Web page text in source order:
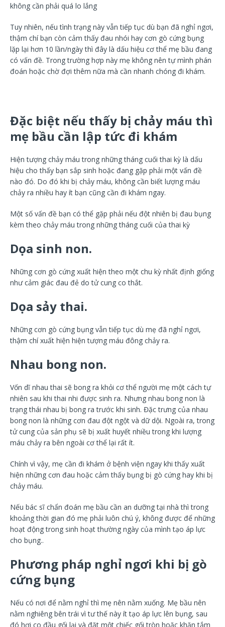
không cần phải quá lo lắng
Tuy nhiên, nếu tình trạng này vẫn tiếp tục dù bạn đã nghỉ ngơi,
thậm chí bạn còn cảm thấy đau nhói hay cơn gò cứng bụng
lặp lại hơn 10 lần/ngày thì đây là dấu hiệu cơ thể mẹ bầu đang
có vấn đề. Trong trường hợp này mẹ không nên tự mình phán
đoán hoặc chờ đợi thêm nữa mà cần nhanh chóng đi khám.
Đặc biệt nếu thấy bị chảy máu thì
mẹ bầu cần lập tức đi khám
Hiện tượng chảy máu trong những tháng cuối thai kỳ là dấu
hiệu cho thấy bạn sắp sinh hoặc đang gặp phải một vấn đề
nào đó. Do đó khi bị chảy máu, không cần biết lượng máu
chảy ra nhiều hay ít bạn cũng cần đi khám ngay.
Một số vấn đề bạn có thể gặp phải nếu đột nhiên bị đau bụng
kèm theo chảy máu trong những tháng cuối của thai kỳ
Dọa sinh non.
Những cơn gò cứng xuất hiện theo một chu kỳ nhất định giống
như cảm giác đau đẻ do tử cung co thắt.
Dọa sảy thai.
Những cơn gò cứng bụng vẫn tiếp tục dù mẹ đã nghỉ ngơi,
thậm chí xuất hiện hiện tượng máu đông chảy ra.
Nhau bong non.
Vốn dĩ nhau thai sẽ bong ra khỏi cơ thể người mẹ một cách tự
nhiên sau khi thai nhi được sinh ra. Nhưng nhau bong non là
trạng thái nhau bị bong ra trước khi sinh. Đặc trưng của nhau
bong non là những cơn đau đột ngột và dữ dội. Ngoài ra, trong
tử cung của sản phụ sẽ bị xuất huyết nhiều trong khi lượng
máu chảy ra bên ngoài cơ thể lại rất ít.
Chính vì vậy, mẹ cần đi khám ở bệnh viện ngay khi thấy xuất
hiện những cơn đau hoặc cảm thấy bụng bị gò cứng hay khi bị
chảy máu.
Nếu bác sĩ chẩn đoán mẹ bầu cần an dưỡng tại nhà thì trong
khoảng thời gian đó mẹ phải luôn chú ý, không được để những
hoạt động trong sinh hoạt thường ngày của mình tạo áp lực
cho bụng..
Phương pháp nghỉ ngơi khi bị gò
cứng bụng
Nếu có nơi để nằm nghỉ thì mẹ nên nằm xuống. Mẹ bầu nên
nằm nghiêng bên trái vì tư thế này ít tạo áp lực lên bụng, sau
đó hơi co đầu gối lại và đặt một chiếc gối tròn hoặc khăn tắm